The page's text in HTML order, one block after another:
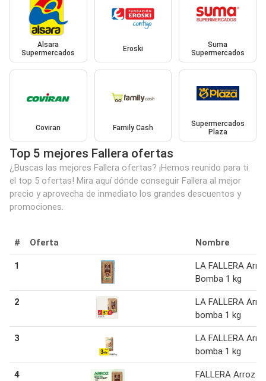
Alsara
Supermercados
Eroski
Suma
Supermercados
Coviran Family Cash
Supermercados
Plaza
Top 5 mejores Fallera ofertas
¿Buscas las mejores Fallera ofertas? ¡Hemos reunido para ti
el top 5 ofertas! Mira aquí dónde conseguir Fallera al mejor
precio y aprovecha de inmediato los grandes descuentos y
promociones.
# Oferta Nombre
1
LA FALLERA
Bomba 1 kg
2
LA FALLERA
bomba 1 kg
3
LA FALLERA
bomba 1 kg
4 FALLERA Arroz